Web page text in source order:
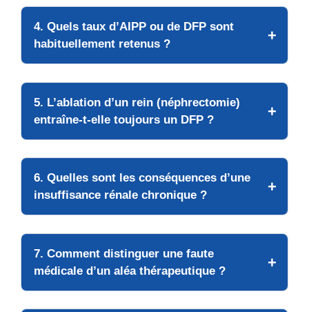
4. Quels taux d’AIPP ou de DFP sont
habituellement retenus ?
5. L’ablation d’un rein (néphrectomie)
entraîne-t-elle toujours un DFP ?
6. Quelles sont les conséquences d’une
insuffisance rénale chronique ?
7. Comment distinguer une faute
médicale d’un aléa thérapeutique ?